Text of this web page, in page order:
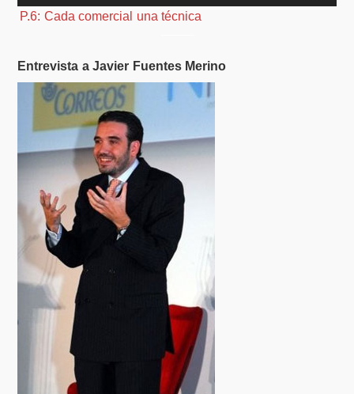
P.6: Cada comercial una técnica
Entrevista a Javier Fuentes Merino